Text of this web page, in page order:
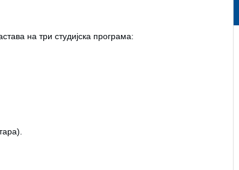
на три студијска програма: